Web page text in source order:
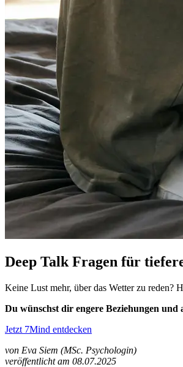
Deep Talk Fragen für
Keine Lust mehr, über das Wetter zu reden?
Du wünschst dir engere Beziehungen
Jetzt 7Mind entdecken
von Eva Siem (MSc. Psychologin)
veröffentlicht am 08.07.2025